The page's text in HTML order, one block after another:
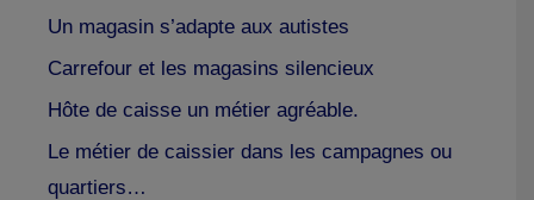
Un magasin s’adapte aux autistes
Carrefour et les magasins silencieux
Hôte de caisse un métier agréable.
Le métier de caissier dans les campagnes ou
quartiers…